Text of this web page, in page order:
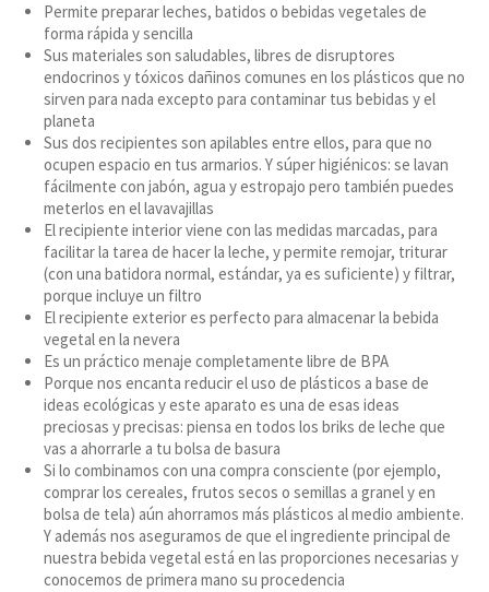
Permite preparar leches, batidos o bebidas vegetales de
forma rápida y sencilla
Sus materiales son saludables, libres de disruptores
endocrinos y tóxicos dañinos comunes en los plásticos que no
sirven para nada excepto para contaminar tus bebidas y el
planeta
Sus dos recipientes son apilables entre ellos, para que no
ocupen espacio en tus armarios. Y súper higiénicos: se lavan
fácilmente con jabón, agua y estropajo pero también puedes
meterlos en el lavavajillas
El recipiente interior viene con las medidas marcadas, para
facilitar la tarea de hacer la leche, y permite remojar, triturar
(con una batidora normal, estándar, ya es suficiente) y filtrar,
porque incluye un filtro
El recipiente exterior es perfecto para almacenar la bebida
vegetal en la nevera
Es un práctico menaje completamente libre de BPA
Porque nos encanta reducir el uso de plásticos a base de
ideas ecológicas y este aparato es una de esas ideas
preciosas y precisas: piensa en todos los briks de leche que
vas a ahorrarle a tu bolsa de basura
Si lo combinamos con una compra consciente (por ejemplo,
comprar los cereales, frutos secos o semillas a granel y en
bolsa de tela) aún ahorramos más plásticos al medio ambiente.
Y además nos aseguramos de que el ingrediente principal de
nuestra bebida vegetal está en las proporciones necesarias y
conocemos de primera mano su procedencia